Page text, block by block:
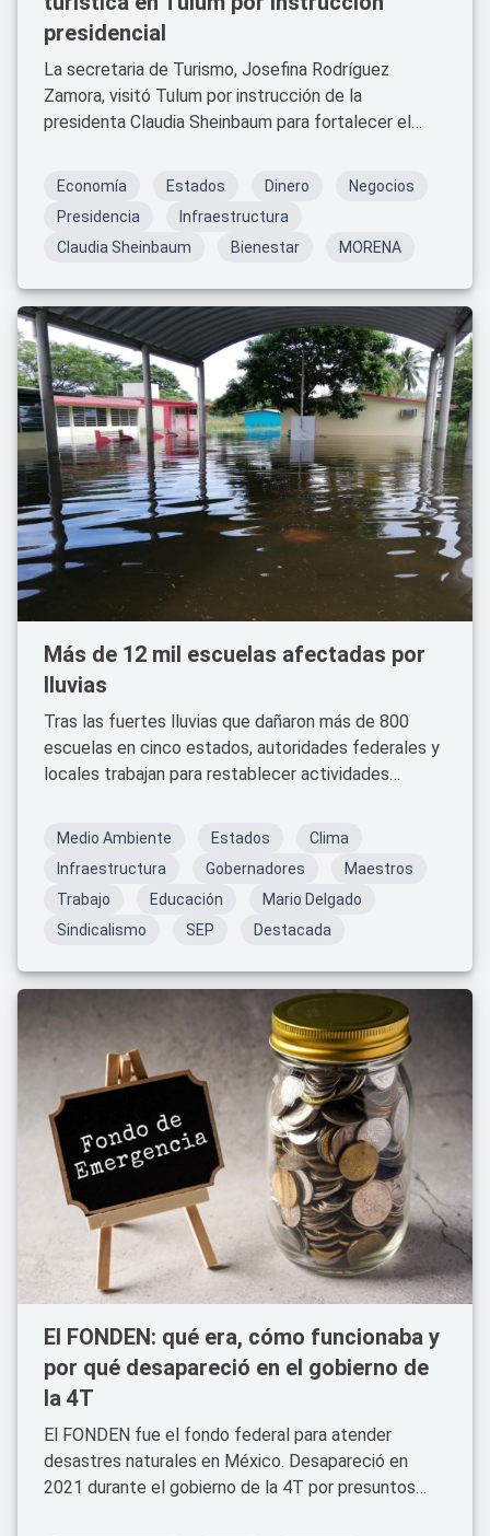
presidencial
La secretaria de Turismo, Josefina Rodríguez
Zamora, visitó Tulum por instrucción de la
presidenta Claudia Sheinbaum para fortalecer el
inclusivo y comunitario. Se instalaron mesas
Participativo de Turismo Comunitario.
Economía Estados Dinero
Negocios
Presidencia
Infraestructura
Claudia Sheinbaum
Bienestar MORENA
Más de 12 mil escuelas afectadas por
lluvias
Tras las fuertes lluvias que dañaron más de 800
escuelas en cinco estados, autoridades federales y
locales trabajan para restablecer actividades
para acelerar la rehabilitación.
Medio Ambiente Estados
Clima
Infraestructura
Gobernadores
Maestros
Trabajo
Educación
Mario Delgado
Sindicalismo
SEP Destacada
El FONDEN: qué era, cómo funcionaba y
por qué desapareció en el gobierno de
la 4T
El FONDEN fue el fondo federal para atender
desastres naturales en México. Desapareció en
2021 durante el gobierno de la 4T por presuntos